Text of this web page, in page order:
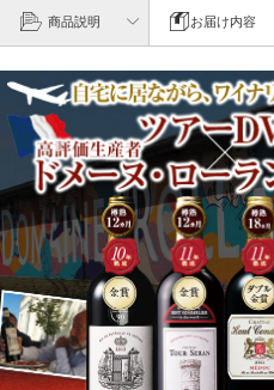
商品説明 お届け内容